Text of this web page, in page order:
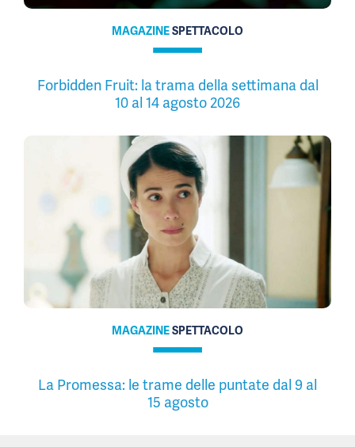
MAGAZINESPETTACOLO
Forbidden Fruit: la trama della settimana dal
10 al 14 agosto 2026
MAGAZINESPETTACOLO
La Promessa: le trame delle puntate dal 9 al
15 agosto